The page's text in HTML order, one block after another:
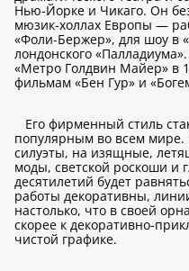
Нью-Йорке и Чикаго. Он
мюзик-холлах Европы —
«Фоли-Бержер», для шоу в
лондонского
«Метро Голдвин Майер» в
фильмам «Бен Гур» и
Его фирменный стиль
популярным во всем мире.
силуэты, на изящные,
моды, светской роскоши и
десятилетий будет
работы декоративны,
настолько, что в своей
скорее к декоративно-
чистой графике.